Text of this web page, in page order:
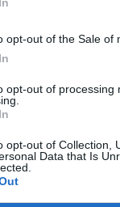
opt-out of the Sale of
opt-out of processing
opt-out of Collection,
Data that Is